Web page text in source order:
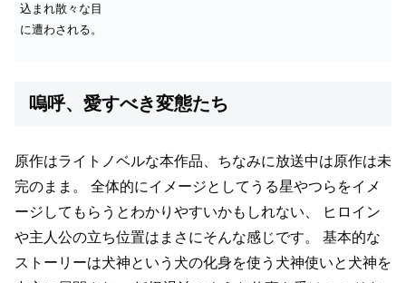
込まれ散々な目
に遭わされる。
嗚呼、愛すべき変態たち
原作はライトノベルな本作品、ちなみに放送中は原作は未
完のまま。
全体的にイメージとしてうる星やつらをイメ
ージしてもらうとわかりやすいかもしれない、
ヒロイン
や主人公の立ち位置はまさにそんな感じです。
基本的な
ストーリーは犬神という犬の化身を使う犬神使いと犬神を